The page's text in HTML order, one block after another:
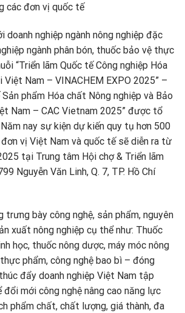
các đơn vị quốc tế
doanh nghiệp ngành nông nghiệp đặc
ngành phân bón, thuốc bảo vệ thực
“Triển lãm Quốc tế Công nghiệp Hóa
Nam – VINACHEM EXPO 2025” –
Sản phẩm Hóa chất Nông nghiệp và Bảo
Nam – CAC Vietnam 2025” được tổ
nay sự kiện dự kiến quy tụ hơn 500
vị Việt Nam và quốc tế sẽ diễn ra từ
tại Trung tâm Hội chợ & Triển lãm
Nguyễn Văn Linh, Q. 7, TP. Hồ Chí
trưng bày công nghệ, sản phẩm, nguyên
xuất nông nghiệp cụ thể như: Thuốc
học, thuốc nông dược, máy móc nông
phẩm, công nghệ bao bì – đóng
đẩy doanh nghiệp Việt Nam tập
đổi mới công nghệ nâng cao năng lực
phẩm chất, chất lượng, giá thành, đa